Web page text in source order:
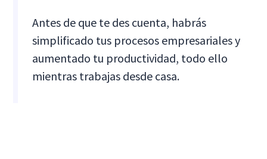
Antes de que te des cuenta, habrás
simplificado tus procesos empresariales y
aumentado tu productividad, todo ello
mientras trabajas desde casa.